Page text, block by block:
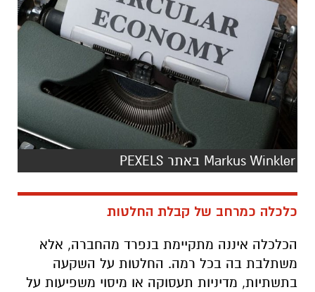
Markus Winkler באתר PEXELS
כלכלה כמרחב של קבלת החלטות
הכלכלה איננה מתקיימת בנפרד מהחברה, אלא
משתלבת בה בכל רמה. החלטות על השקעה
בתשתיות, מדיניות תעסוקה או מיסוי משפיעות על